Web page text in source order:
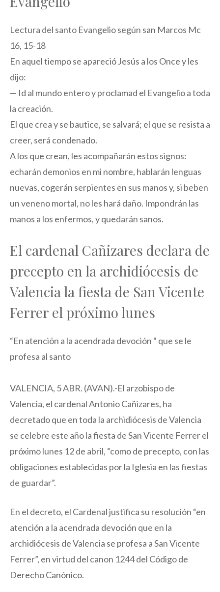
Lectura del santo Evangelio según san Marcos Mc
16, 15-18
En aquel tiempo se apareció Jesús a los Once y les
dijo:
— Id al mundo entero y proclamad el Evangelio a toda
la creación.
El que crea y se bautice, se salvará; el que se resista a
creer, será condenado.
A los que crean, les acompañarán estos signos:
echarán demonios en mi nombre, hablarán lenguas
nuevas, cogerán serpientes en sus manos y, si beben
un veneno mortal, no les hará daño. Impondrán las
manos a los enfermos, y quedarán sanos.
El cardenal Cañizares declara de
precepto en la archidiócesis de
Valencia la fiesta de San Vicente
Ferrer el próximo lunes
“En atención a la acendrada devoción “ que se le
profesa al santo
VALENCIA, 5 ABR. (AVAN).-El arzobispo de
Valencia, el cardenal Antonio Cañizares, ha
decretado que en toda la archidiócesis de Valencia
se celebre este año la fiesta de San Vicente Ferrer el
próximo lunes 12 de abril, “como de precepto, con las
obligaciones establecidas por la Iglesia en las fiestas
de guardar”.
En el decreto, el Cardenal justifica su resolución “en
atención a la acendrada devoción que en la
archidiócesis de Valencia se profesa a San Vicente
Ferrer”, en virtud del canon 1244 del Código de
Derecho Canónico.